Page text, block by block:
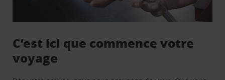
C’est ici que commence votre
voyage